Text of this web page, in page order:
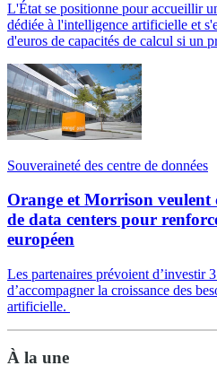
L'État se positionne pour accueillir
dédiée à l'intelligence artificielle et
d'euros de capacités de calcul si un
Souveraineté des centre de données
Orange et Morrison veulent
de data centers pour
européen
Les partenaires prévoient d’investir
d’accompagner la croissance des
artificielle.
À la une